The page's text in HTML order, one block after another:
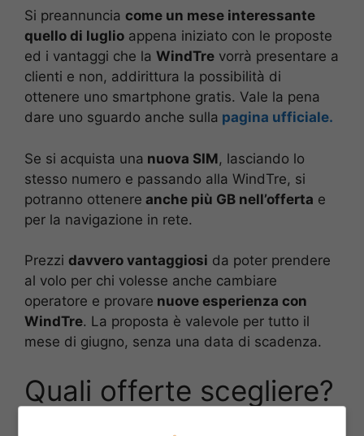
Si preannuncia come un mese interessante
quello di luglio appena iniziato con le proposte
ed i vantaggi che la WindTre vorrà presentare a
clienti e non, addirittura la possibilità di
ottenere uno smartphone gratis. Vale la pena
dare uno sguardo anche sulla pagina ufficiale.
Se si acquista una nuova SIM, lasciando lo
stesso numero e passando alla WindTre, si
potranno ottenere anche più GB nell’offerta e
per la navigazione in rete.
Prezzi davvero vantaggiosi da poter prendere
al volo per chi volesse anche cambiare
operatore e provare nuove esperienza con
WindTre. La proposta è valevole per tutto il
mese di giugno, senza una data di scadenza.
Quali offerte scegliere?